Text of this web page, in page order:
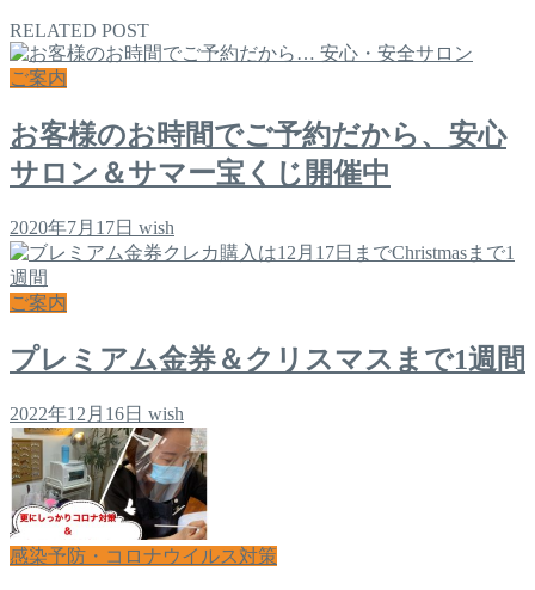
RELATED POST
ご案内
お客様のお時間でご予約だから、安心
サロン＆サマー宝くじ開催中
2020年7月17日 wish
ご案内
プレミアム金券＆クリスマスまで1週間
2022年12月16日 wish
感染予防・コロナウイルス対策